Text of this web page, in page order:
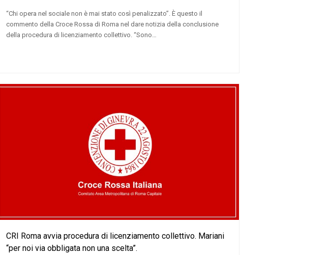
“Chi opera nel sociale non è mai stato così penalizzato”. È questo il
commento della Croce Rossa di Roma nel dare notizia della conclusione
della procedura di licenziamento collettivo. “Sono…
CRI Roma avvia procedura di licenziamento collettivo. Mariani
“per noi via obbligata non una scelta”.